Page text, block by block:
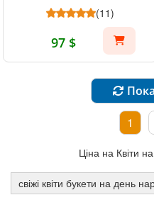
(11)
97 $
1
Ціна на Квіти
свіжі квіти букети на день